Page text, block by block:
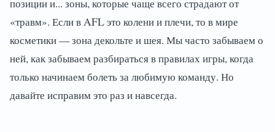
позиции и... зоны, которые чаще всего страдают от
«травм». Если в AFL это колени и плечи, то в мире
косметики — зона декольте и шея. Мы часто забываем о
ней, как забываем разбираться в правилах игры, когда
только начинаем болеть за любимую команду. Но
давайте исправим это раз и навсегда.